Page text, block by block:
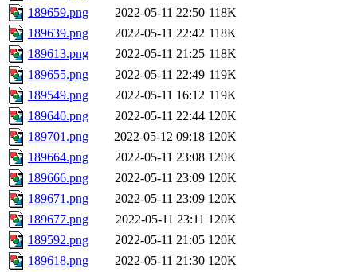
189659.png
2022-05-11 22:50 118K
189639.png
2022-05-11 22:42 118K
189613.png
2022-05-11 21:25 118K
189655.png
2022-05-11 22:49 119K
189549.png
2022-05-11 16:12 119K
189640.png
2022-05-11 22:44 120K
189701.png
2022-05-12 09:18 120K
189664.png
2022-05-11 23:08 120K
189666.png
2022-05-11 23:09 120K
189671.png
2022-05-11 23:09 120K
189677.png
2022-05-11 23:11 120K
189592.png
2022-05-11 21:05 120K
189618.png
2022-05-11 21:30 120K